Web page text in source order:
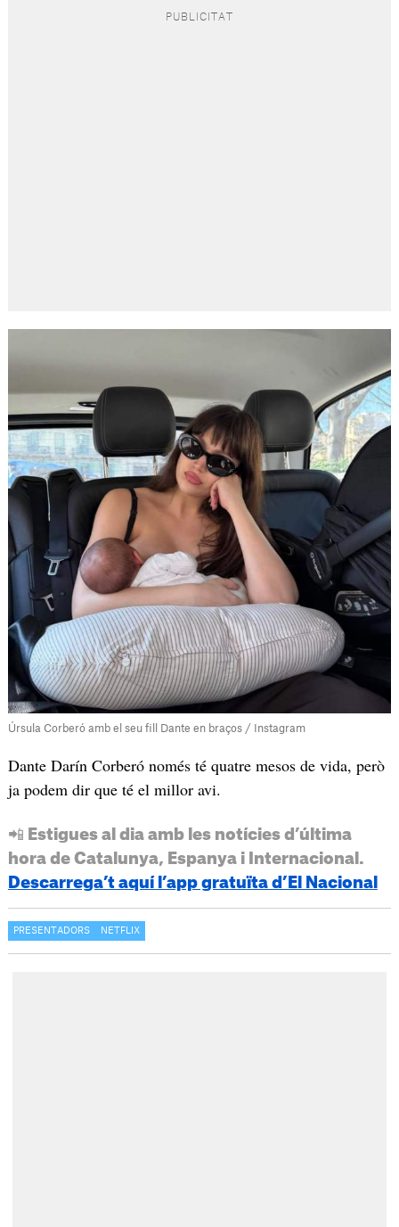
Úrsula Corberó amb el seu fill Dante en braços / Instagram
Dante Darín Corberó només té quatre mesos de vida, però
ja podem dir que té el millor avi.
📲 Estigues al dia amb les notícies d’última
hora de Catalunya, Espanya i Internacional.
Descarrega’t aquí l’app gratuïta d’El Nacional
PRESENTADORS NETFLIX